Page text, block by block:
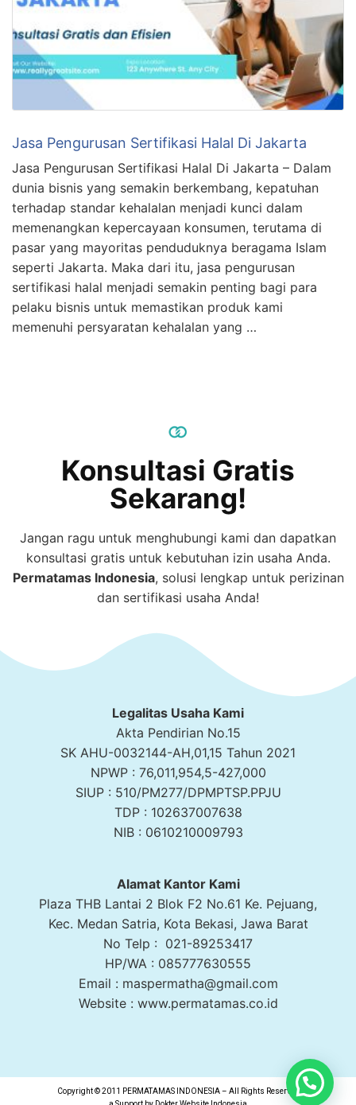
Jasa Pengurusan Sertifikasi Halal Di Jakarta
Jasa Pengurusan Sertifikasi Halal Di Jakarta – Dalam
dunia bisnis yang semakin berkembang, kepatuhan
terhadap standar kehalalan menjadi kunci dalam
memenangkan kepercayaan konsumen, terutama di
pasar yang mayoritas penduduknya beragama Islam
seperti Jakarta. Maka dari itu, jasa pengurusan
sertifikasi halal menjadi semakin penting bagi para
pelaku bisnis untuk memastikan produk kami
memenuhi persyaratan kehalalan yang …
Konsultasi Gratis
Sekarang!
Jangan ragu untuk menghubungi kami dan dapatkan
konsultasi gratis untuk kebutuhan izin usaha Anda.
PermatamasIndonesia, solusi lengkap untuk perizinan
dan sertifikasi usaha Anda!
Legalitas Usaha Kami
Akta Pendirian No.15
SK AHU-0032144-AH,01,15 Tahun 2021
NPWP : 76,011,954,5-427,000
SIUP : 510/PM277/DPMPTSP.PPJU
TDP : 102637007638
NIB : 0610210009793
Alamat Kantor Kami
Plaza THB Lantai 2 Blok F2 No.61 Ke. Pejuang,
Kec. Medan Satria, Kota Bekasi, Jawa Barat
No Telp : 021-89253417
HP/WA : 085777630555
Email : maspermatha@gmail.com
Website : www.permatamas.co.id
Copyright © 2011 PERMATAMAS INDONESIA – All Rights Reserved